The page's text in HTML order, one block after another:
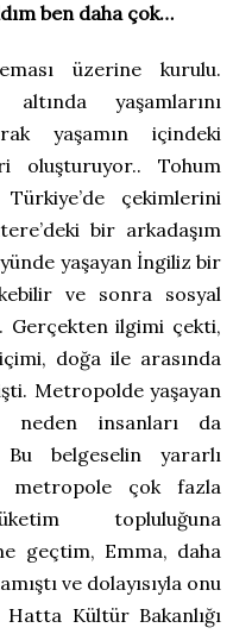
ben daha çok…
üzerine kurulu.
yaşamlarını
yaşamın içindeki
oluşturuyor.. Tohum
çekimlerini
bir arkadaşım
yaşayan İngiliz bir
ve sonra sosyal
Gerçekten ilgimi çekti,
doğa ile arasında
Metropolde yaşayan
neden insanları da
belgeselin yararlı
metropole çok fazla
topluluğuna
geçtim, Emma, daha
ve dolayısıyla onu
Kültür Bakanlığı